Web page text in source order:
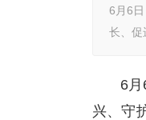
6月6
长、促
6
兴、守